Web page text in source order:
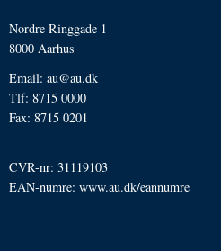
Nordre Ringgade 1
8000 Aarhus
Email: au@au.dk
Tlf: 8715 0000
Fax: 8715 0201
CVR-nr: 31119103
EAN-numre: www.au.dk/eannumre